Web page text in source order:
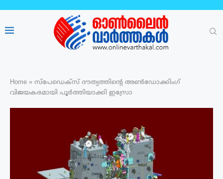
Home » സ്പേഡെക്സ് ദൗത്യത്തിന്റെ അൺഡോക്കിം​ഗ്
വിജയകരമായി പൂർത്തിയാക്കി ഇസ്രോ